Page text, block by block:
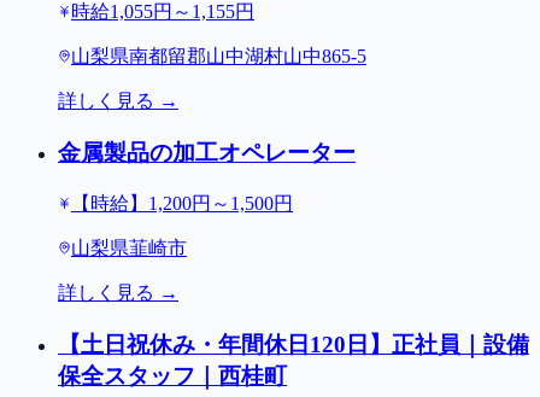
時給1,055円～1,155円
山梨県南都留郡山中湖村山中865-5
詳しく見る →
金属製品の加工オペレーター
【時給】1,200円～1,500円
山梨県韮崎市
詳しく見る →
【土日祝休み・年間休日120日】正社員｜設備
保全スタッフ｜西桂町